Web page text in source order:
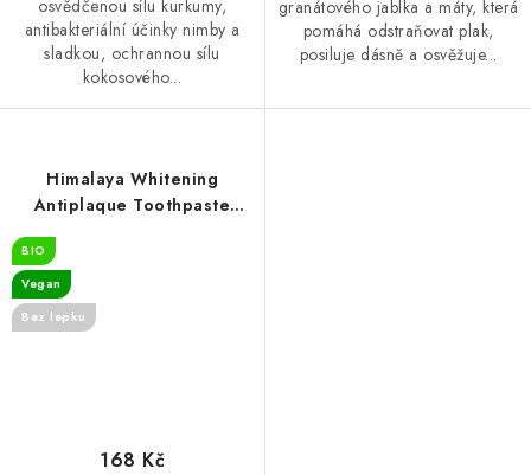
osvědčenou sílu kurkumy,
antibakteriální účinky nimby a
sladkou, ochrannou sílu
kokosového...
granátového jablka a máty, která
pomáhá odstraňovat plak,
posiluje dásně a osvěžuje...
Himalaya Whitening
Antiplaque Toothpaste
BIO
Vegan
Bez lepku
168 Kč